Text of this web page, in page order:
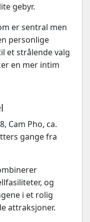
gebyr.
er sentral men
personlige
et strålende valg
en mer intim
Cam Pho, ca.
gange fra
og
i et rolig
attraksjoner.